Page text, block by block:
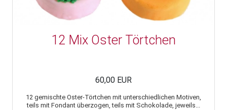
12 Mix Oster Törtchen
60,00 EUR
12 gemischte Oster-Törtchen mit unterschiedlichen Motiven,
teils mit Fondant überzogen, teils mit Schokolade, jeweils...